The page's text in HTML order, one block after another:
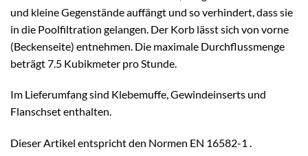
und kleine Gegenstände auffängt und so verhindert, dass sie
in die Poolfiltration gelangen. Der Korb lässt sich von vorne
(Beckenseite) entnehmen. Die maximale Durchflussmenge
beträgt 7.5 Kubikmeter pro Stunde.
Im Lieferumfang sind Klebemuffe, Gewindeinserts und
Flanschset enthalten.
Dieser Artikel entspricht den Normen EN 16582-1 .